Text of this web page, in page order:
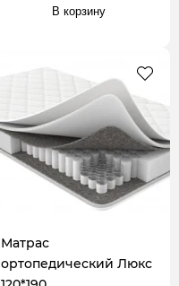
В корзину
Матрас
ортопедический Люкс